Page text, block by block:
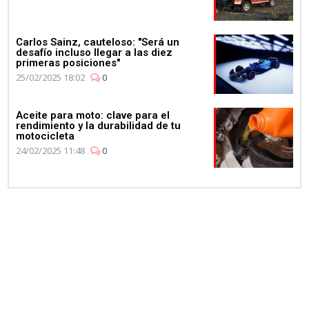
Carlos Sainz, cauteloso: "Será un
desafío incluso llegar a las diez
primeras posiciones"
25/02/2025 18:02
0
Aceite para moto: clave para el
rendimiento y la durabilidad de tu
motocicleta
24/02/2025 11:48
0